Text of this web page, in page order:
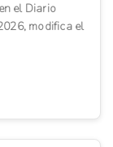
el Diario
modifica el